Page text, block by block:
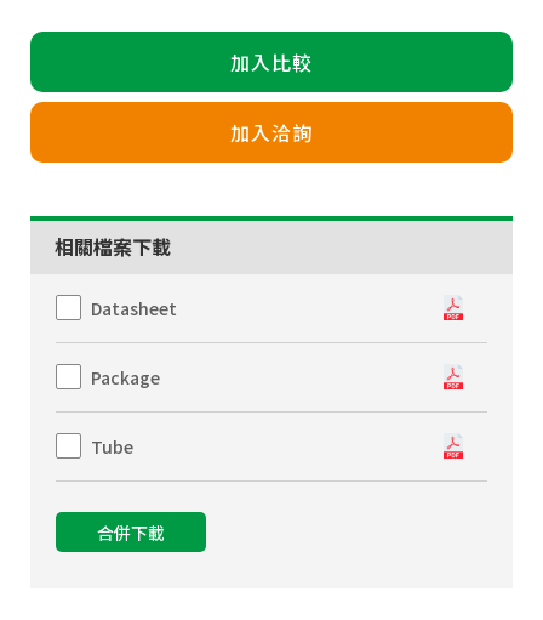
加入比較
加入洽詢
相關檔案下載
Datasheet
Package
Tube
合併下載